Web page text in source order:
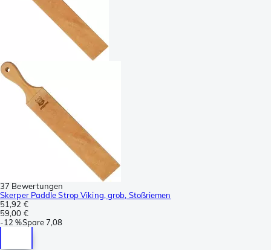
37 Bewertungen
Skerper Paddle Strop Viking, grob, Stoßriemen
51,92 €
59,00 €
-12 %Spare7,08